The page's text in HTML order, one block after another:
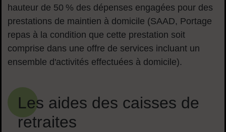
hauteur de 50 % des dépenses engagées pour des
prestations de maintien à domicile (SAAD, Portage
repas à la condition que cette prestation soit
comprise dans une offre de services incluant un
ensemble d'activités effectuées à domicile).
Les aides des caisses de
retraites